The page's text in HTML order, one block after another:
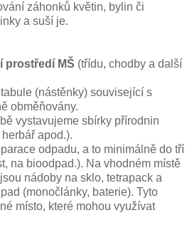
záhonků květin, bylin či
a suší je.
prostředí MŠ (třídu, chodby a další
(nástěnky) související s
obměňovány.
vystavujeme sbírky přírodnin
apod.).
odpadu, a to minimálně do tří
na bioodpad.). Na vhodném místě
nádoby na sklo, tetrapack a
(monočlánky, baterie). Tyto
místo, které mohou využívat